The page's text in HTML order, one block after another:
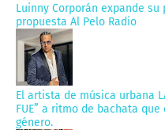
Luinny Corporán expande
propuesta Al Pelo Radio
El artista de música urbana
FUE” a ritmo de bachata
género.